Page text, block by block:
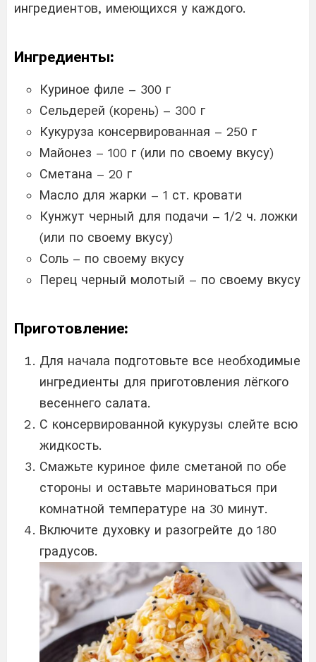
ингредиентов, имеющихся у каждого.
Ингредиенты:
Куриное филе – 300 г
Сельдерей (корень) – 300 г
Кукуруза консервированная – 250 г
Майонез – 100 г (или по своему вкусу)
Сметана – 20 г
Масло для жарки – 1 ст. кровати
Кунжут черный для подачи – 1/2 ч. ложки
(или по своему вкусу)
Соль – по своему вкусу
Перец черный молотый – по своему вкусу
Приготовление:
Для начала подготовьте все необходимые
ингредиенты для приготовления лёгкого
весеннего салата.
С консервированной кукурузы слейте всю
жидкость.
Смажьте куриное филе сметаной по обе
стороны и оставьте мариноваться при
комнатной температуре на 30 минут.
Включите духовку и разогрейте до 180
градусов.